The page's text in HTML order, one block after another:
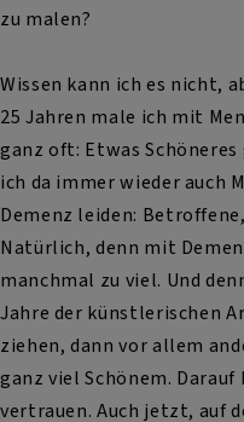
zu malen?
Wissen kann ich es nicht,
25 Jahren male ich mit
ganz oft: Etwas
ich da immer wieder auch
Demenz leiden:
Natürlich, denn mit
manchmal zu viel. Und
Jahre der künstlerischen
ziehen, dann vor allem
ganz viel Schönem.
vertrauen. Auch jetzt, auf